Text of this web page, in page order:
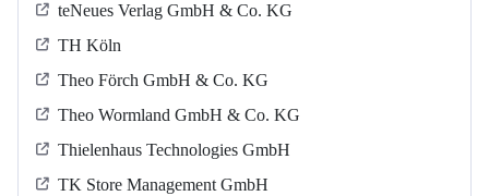
teNeues Verlag GmbH & Co. KG
TH Köln
Theo Förch GmbH & Co. KG
Theo Wormland GmbH & Co. KG
Thielenhaus Technologies GmbH
TK Store Management GmbH